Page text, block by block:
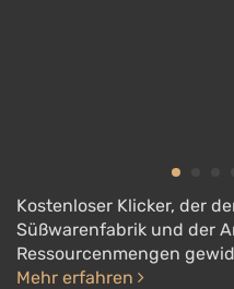
Kostenloser Klicker, der
Süßwarenfabrik und der
Ressourcenmengen
Mehr erfahren